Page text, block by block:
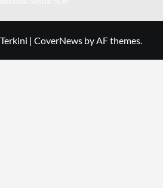
| CoverNewsby AF themes.